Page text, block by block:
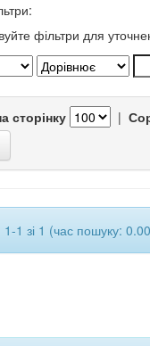
фільтри для
сторінку |
1-1 зі 1 (час пошуку: